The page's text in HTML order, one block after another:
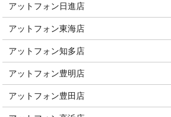
アットフォン日進店
アットフォン東海店
アットフォン知多店
アットフォン豊明店
アットフォン豊田店